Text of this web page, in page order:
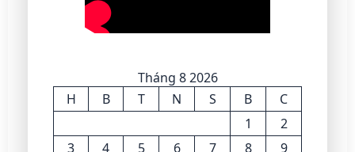
Tháng 8 2026
H
B T N S B
C
1
2
3
4 5 6 7 8 9